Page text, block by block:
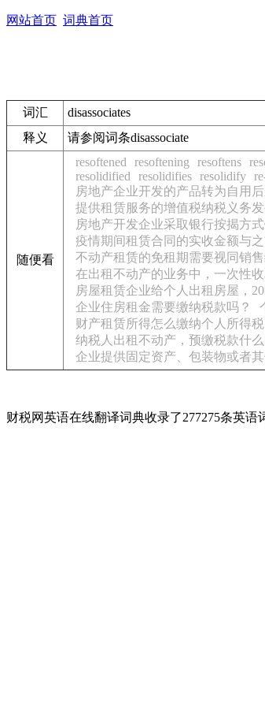
网站首页 词典首页
词汇
disassociates
释义
请参阅词条disassociate
随便看
resoftened resoftening resoftens
resolidified
resolidifies resolidify
房地产企业开发的产品转为自用
提供租赁服务的增值税纳税义务
房地产开发企业采取银行按揭方
疫情期间租赁合同的实收金额与
不动产租赁的免租期需要视同销
在出租不动产的业务中，一次性
房屋租赁企业给个人出租房屋，
企业住房租金需要缴纳税款吗？
财产租赁所得怎么缴纳个人所得税
纳税人出租不动产，预缴税款什
企业提供固定资产、包装物或者
财税网英语在线翻译词典收录了277275条英